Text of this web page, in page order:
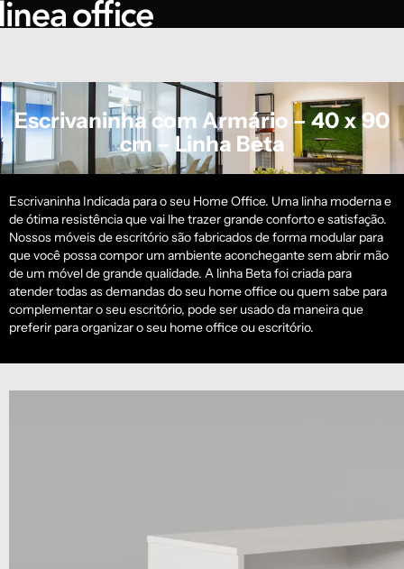
Escrivaninha com Armário – 40 x 90
cm – Linha Beta
Escrivaninha Indicada para o seu Home Office. Uma linha moderna e
de ótima resistência que vai lhe trazer grande conforto e satisfação.
Nossos móveis de escritório são fabricados de forma modular para
que você possa compor um ambiente aconchegante sem abrir mão
de um móvel de grande qualidade. A linha Beta foi criada para
atender todas as demandas do seu home office ou quem sabe para
complementar o seu escritório, pode ser usado da maneira que
preferir para organizar o seu home office ou escritório.